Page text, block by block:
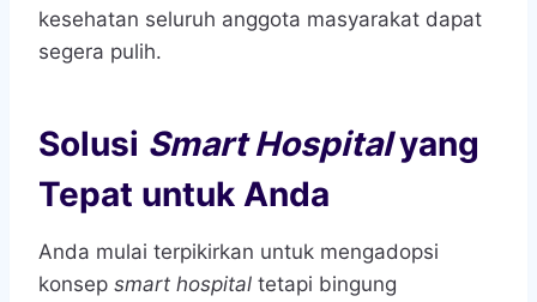
kesehatan seluruh anggota masyarakat dapat
segera pulih.
Solusi Smart Hospitalyang
Tepat untuk Anda
Anda mulai terpikirkan untuk mengadopsi
konsep smart hospital tetapi bingung